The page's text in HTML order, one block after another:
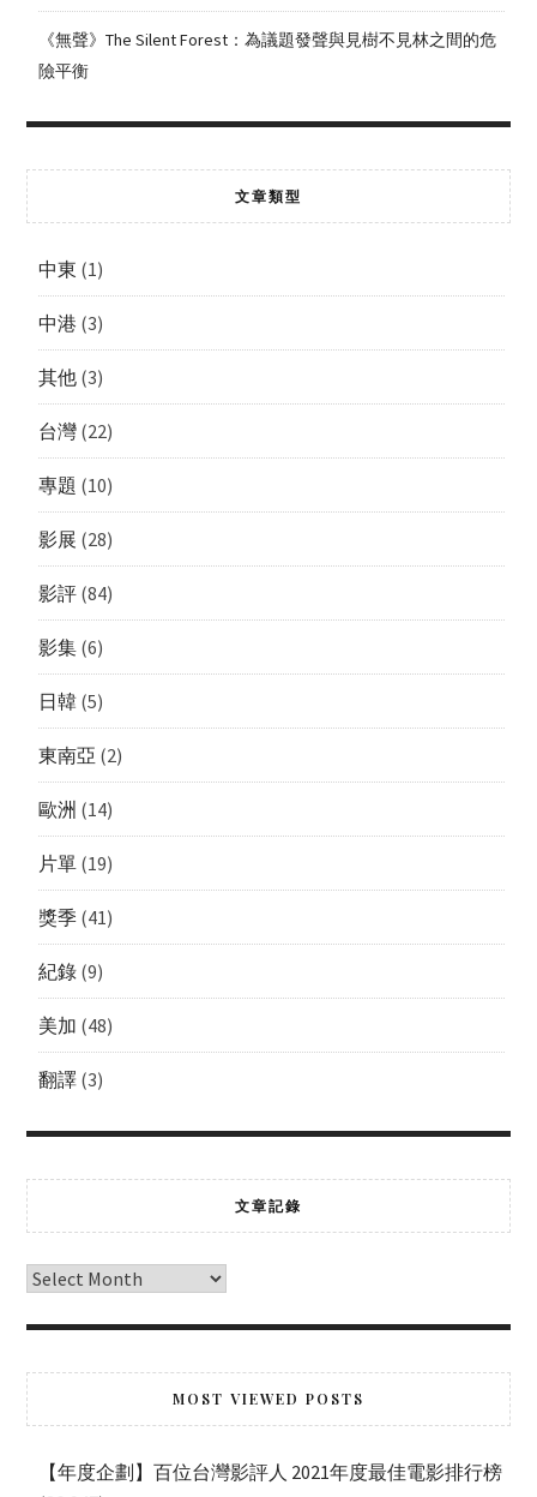
《無聲》The Silent Forest：為議題發聲與見樹不見林之間的危
險平衡
文章類型
中東 (1)
中港 (3)
其他(3)
台灣(22)
專題 (10)
影展 (28)
影評(84)
影集(6)
日韓(5)
東南亞 (2)
歐洲 (14)
片單(19)
獎季(41)
紀錄(9)
美加 (48)
翻譯(3)
文章記錄
MOST VIEWED POSTS
【年度企劃】百位台灣影評人 2021年度最佳電影排行榜